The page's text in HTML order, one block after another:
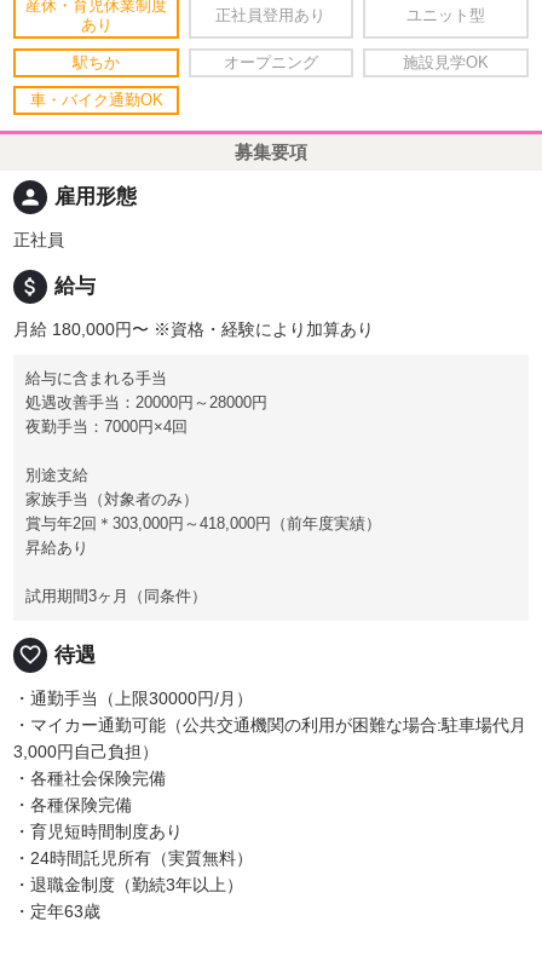
産休・育児休業制度
あり
正社員登用あり ユニット型
駅ちか オープニング 施設見学OK
車・バイク通勤OK
募集要項
person 雇用形態
正社員
attach_money 給与
月給 180,000円〜 ※資格・経験により加算あり
給与に含まれる手当
処遇改善手当：20000円～28000円
夜勤手当：7000円×4回
別途支給
家族手当（対象者のみ）
賞与年2回＊303,000円～418,000円（前年度実績）
昇給あり
試用期間3ヶ月（同条件）
favorite_border 待遇
・通勤手当（上限30000円/月）
・マイカー通勤可能（公共交通機関の利用が困難な場合:駐車場代月
3,000円自己負担）
・各種社会保険完備
・各種保険完備
・育児短時間制度あり
・24時間託児所有（実質無料）
・退職金制度（勤続3年以上）
・定年63歳